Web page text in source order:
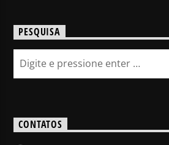
PESQUISA
CONTATOS